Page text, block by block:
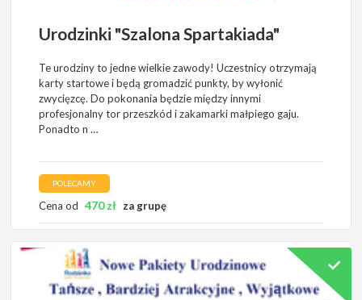
Urodzinki "Szalona Spartakiada"
Te urodziny to jedne wielkie zawody! Uczestnicy otrzymają
karty startowe i będą gromadzić punkty, by wyłonić
zwycięzcę. Do pokonania będzie między innymi
profesjonalny tor przeszkód i zakamarki małpiego gaju.
Ponadto n …
POLECAMY
Cena od 470zł za grupę